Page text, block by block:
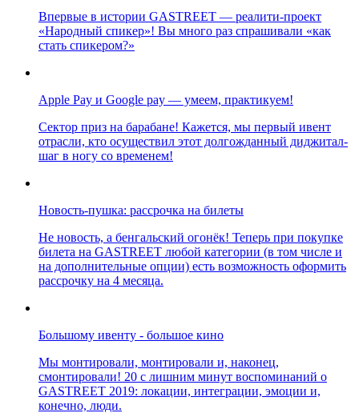
Впервые в истории GASTREET — реалити-проект
«Народный спикер»! Вы много раз спрашивали «как
стать спикером?»
Apple Pay и Google pay — умеем, практикуем!
Сектор приз на барабане! Кажется, мы первый ивент
отрасли, кто осуществил этот долгожданный диджитал-
шаг в ногу со временем!
Новость-пушка: рассрочка на билеты
Не новость, а бенгальский огонёк! Теперь при покупке
билета на GASTREET любой категории (в том числе и
на дополнительные опции) есть возможность оформить
рассрочку на 4 месяца.
Большому ивенту - большое кино
Мы монтировали, монтировали и, наконец,
смонтировали! 20 с лишним минут воспоминаний о
GASTREET 2019: локации, интеграции, эмоции и,
конечно, люди.